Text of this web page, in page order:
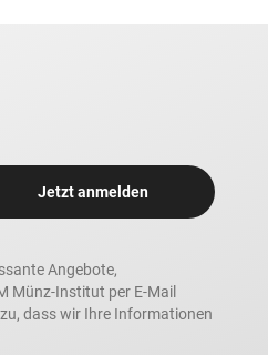
Jetzt anmelden
Angebote,
Münz-Institut per E-Mail
dass wir Ihre Informationen